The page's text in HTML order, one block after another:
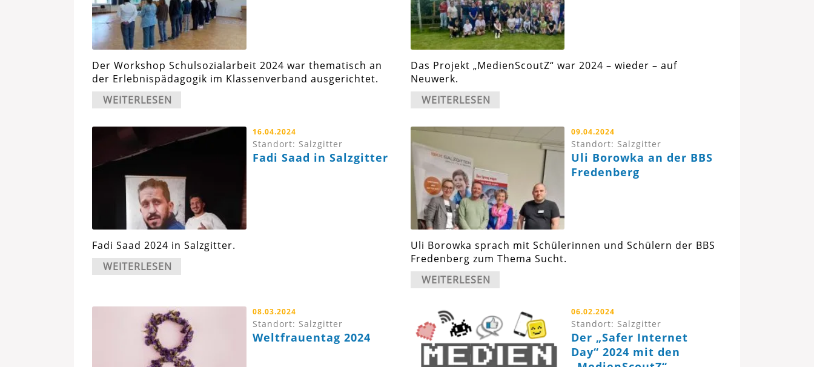
Der Workshop Schulsozialarbeit 2024 war thematisch an
der Erlebnispädagogik im Klassenverband ausgerichtet.
WEITERLESEN
Das Projekt „MedienScoutZ“ war 2024 – wieder – auf
Neuwerk.
WEITERLESEN
16.04.2024
Standort: Salzgitter
Fadi Saad in Salzgitter
Fadi Saad 2024 in Salzgitter.
WEITERLESEN
09.04.2024
Standort: Salzgitter
Uli Borowka an der BBS
Fredenberg
Uli Borowka sprach mit Schülerinnen und Schülern der BBS
Fredenberg zum Thema Sucht.
WEITERLESEN
08.03.2024
Standort: Salzgitter
Weltfrauentag 2024
06.02.2024
Standort: Salzgitter
Der „Safer Internet
Day“ 2024 mit den